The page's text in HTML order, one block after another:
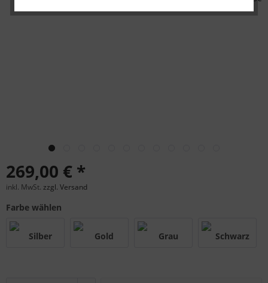
269,00 € *
inkl. MwSt. zzgl. Versand
Farbe wählen